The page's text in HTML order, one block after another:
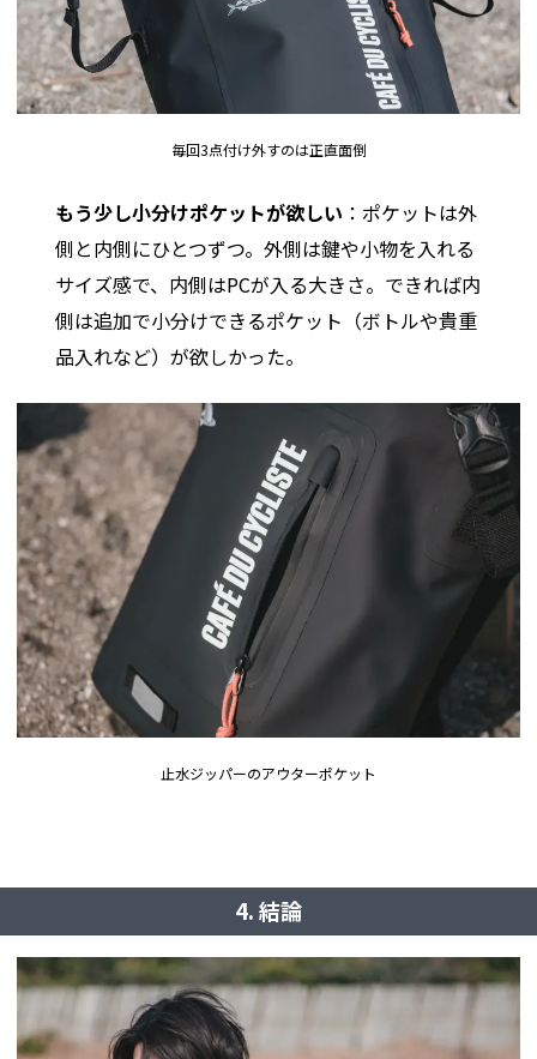
毎回3点付け外すのは正直面倒
もう少し小分けポケットが欲しい ：ポケットは外
側と内側にひとつずつ。外側は鍵や小物を入れる
サイズ感で、内側はPCが入る大きさ。できれば内
側は追加で小分けできるポケット（ボトルや貴重
品入れなど）が欲しかった。
止水ジッパーのアウターポケット
4. 結論